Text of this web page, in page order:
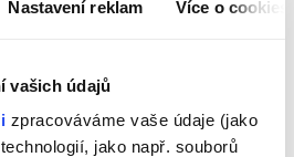
Nastavení reklam Více o cookies
vašich údajů
zpracováváme vaše údaje (jako
jako např. souborů